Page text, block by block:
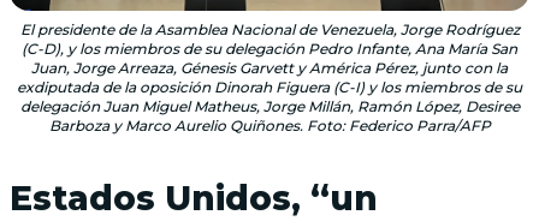
El presidente de la Asamblea Nacional de Venezuela, Jorge Rodríguez
(C-D), y los miembros de su delegación Pedro Infante, Ana María San
Juan, Jorge Arreaza, Génesis Garvett y América Pérez, junto con la
exdiputada de la oposición Dinorah Figuera (C-I) y los miembros de su
delegación Juan Miguel Matheus, Jorge Millán, Ramón López, Desiree
Barboza y Marco Aurelio Quiñones. Foto: Federico Parra/AFP
Estados Unidos, “un